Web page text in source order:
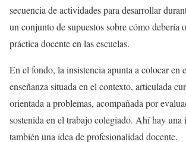
secuencia de actividades para desarrollar
un conjunto de supuestos sobre cómo debería
práctica docente en las escuelas.
En el fondo, la insistencia apunta a colocar en
enseñanza situada en el contexto, articulada
orientada a problemas, acompañada por
sostenida en el trabajo colegiado. Ahí hay una
también una idea de profesionalidad docente.